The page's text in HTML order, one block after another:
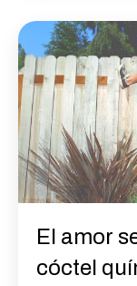
El amor
cóctel